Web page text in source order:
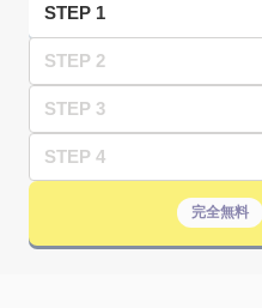
STEP 1
STEP 2
STEP 3
STEP 4
完全無料